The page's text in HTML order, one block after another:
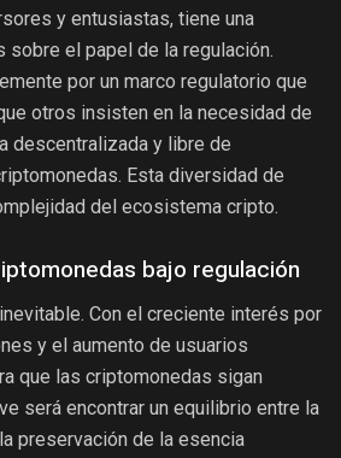
y entusiastas, tiene una
sobre el papel de la regulación.
por un marco regulatorio que
otros insisten en la necesidad de
descentralizada y libre de
Esta diversidad de
del ecosistema cripto.
bajo regulación
Con el creciente interés por
y el aumento de usuarios
que las criptomonedas sigan
será encontrar un equilibrio entre la
preservación de la esencia